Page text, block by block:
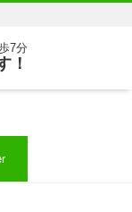
7分
！